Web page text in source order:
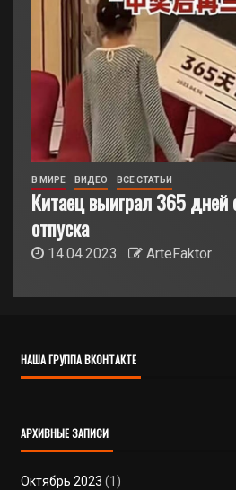
В МИРЕ ВИДЕО ВСЕ СТАТЬИ
Китаец выиграл 365 дней
отпуска
14.04.2023 ArteFaktor
НАША ГРУППА ВКОНТАКТЕ
АРХИВНЫЕ ЗАПИСИ
Октябрь 2023 (1)